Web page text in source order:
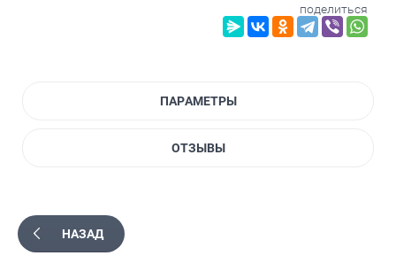
поделиться
ПАРАМЕТРЫ
ОТЗЫВЫ
НАЗАД